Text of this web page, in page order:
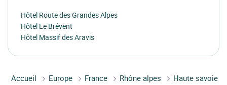
Hôtel Route des Grandes Alpes
Hôtel Le Brévent
Hôtel Massif des Aravis
Accueil Europe France Rhône alpes
Haute savoie